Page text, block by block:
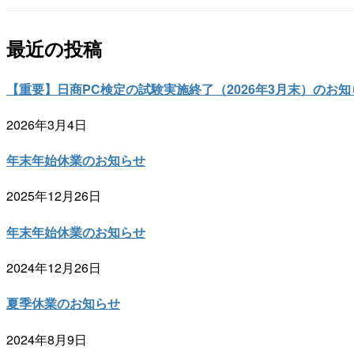
最近の投稿
【重要】日商PC検定の試験実施終了（2026年3月末）のお
2026年3月4日
年末年始休業のお知らせ
2025年12月26日
年末年始休業のお知らせ
2024年12月26日
夏季休業のお知らせ
2024年8月9日